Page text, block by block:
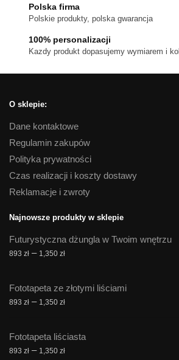
produktu
Polska firma
Polskie produkty, polska gwarancja
100% personalizacji
Kazdy produkt dopasujemy wymiarem i
O sklepie:
Dane kontaktowe
Regulamin zakupów
Polityka prywatności
Czas realizacji i koszty dostawy
Reklamacje i zwroty
Najnowsze produkty w sklepie
Futurystyczna dżungla w Twoim wnętrzu
893 zł – 1,350 złZakres
893 zł
do
Fototapeta ze złotymi liściami
893 zł – 1,350 złZakres
893 zł
do
Fototapeta liściasta
893 zł – 1,350 złZakres